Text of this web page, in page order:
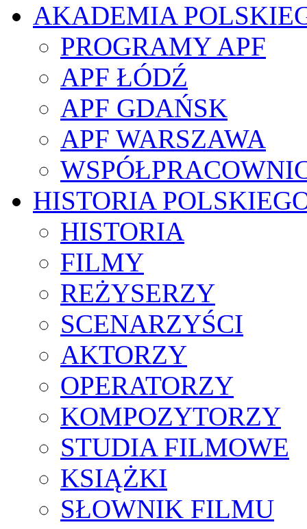
AKADEMIA
PROGRAMY APF
APF ŁÓDŹ
APF GDAŃSK
APF WARSZAWA
HISTORIA
HISTORIA
FILMY
REŻYSERZY
SCENARZYŚCI
AKTORZY
OPERATORZY
KOMPOZYTORZY
STUDIA FILMOWE
KSIĄŻKI
SŁOWNIK FILMU